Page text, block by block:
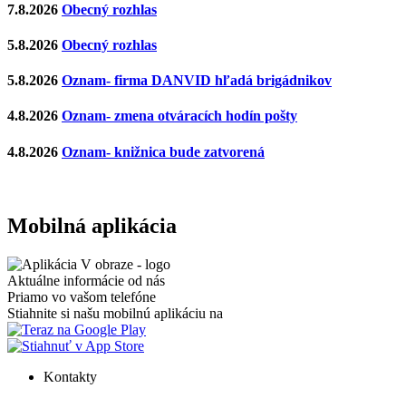
7.8.2026 Obecný rozhlas
5.8.2026 Obecný rozhlas
5.8.2026 Oznam- firma DANVID hľadá brigádnikov
4.8.2026 Oznam- zmena otváracích hodín pošty
4.8.2026 Oznam- knižnica bude zatvorená
Mobilná aplikácia
Aktuálne informácie od nás
Priamo vo vašom telefóne
Stiahnite si našu mobilnú aplikáciu na
Kontakty